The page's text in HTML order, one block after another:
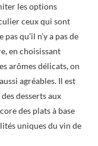
les options
ceux qui sont
qu’il n’y a pas de
en choisissant
arômes délicats, on
agréables. Il est
desserts aux
des plats à base
uniques du vin de